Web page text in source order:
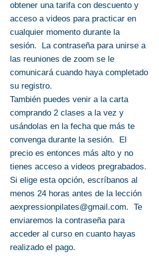
obtener una tarifa con descuento y
acceso a videos para practicar en
cualquier momento durante la
sesión. La contraseña para unirse a
las reuniones de zoom se le
comunicará cuando haya completado
su registro.
También puedes venir a la carta
comprando 2 clases a la vez y
usándolas en la fecha que más te
convenga durante la sesión. El
precio es entonces más alto y no
tienes acceso a videos pregrabados.
Si elige esta opción, escríbanos al
menos 24 horas antes de la lección
aexpressionpilates@gmail.com. Te
enviaremos la contraseña para
acceder al curso en cuanto hayas
realizado el pago.